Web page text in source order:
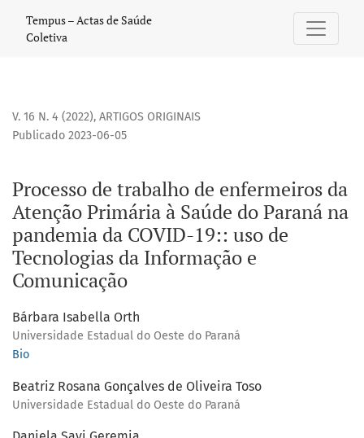
Processo de trabalho de enfermeiros da Atenção Primária
Tempus – Actas de Saúde
Coletiva
V. 16 N. 4 (2022), ARTIGOS ORIGINAIS
Processo de trabalho de enfermeiros da
Atenção Primária à Saúde do Paraná na
pandemia da COVID-19:: uso de
Tecnologias da Informação e
Comunicação
Publicado 2023-06-05
Bárbara Isabella Orth
Universidade Estadual do Oeste do Paraná
Bio
Beatriz Rosana Gonçalves de Oliveira Toso
Universidade Estadual do Oeste do Paraná